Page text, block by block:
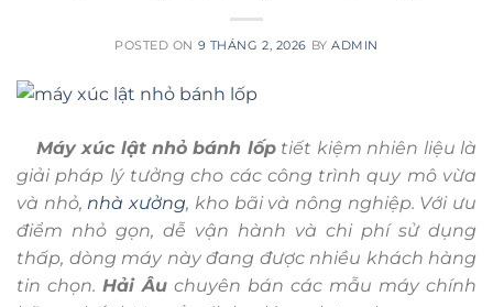
POSTED ON 9 THÁNG 2, 2026 BYADMIN
Máy xúc lật nhỏ bánh lốptiết kiệm nhiên liệu là
giải pháp lý tưởng cho các công trình quy mô vừa
và nhỏ,nhà xưởng, kho bãi và nông nghiệp. Với ưu
điểm nhỏ gọn, dễ vận hành và chi phí sử dụng
thấp, dòng máy này đang được nhiều khách hàng
tin chọn. Hải Âu chuyên bán các mẫu máy chính